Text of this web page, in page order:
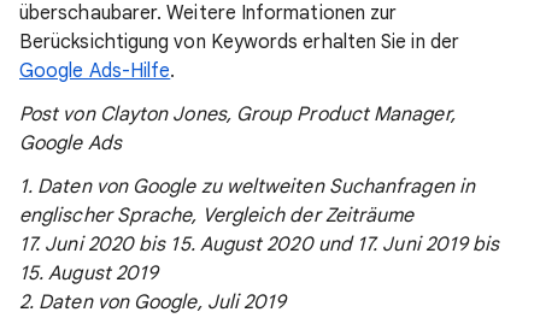
überschaubarer. Weitere Informationen zur
Berücksichtigung von Keywords erhalten Sie in der
Google Ads-Hilfe.
Post von Clayton Jones, Group Product Manager,
Google Ads
1. Daten von Google zu weltweiten Suchanfragen in
englischer Sprache, Vergleich der Zeiträume
17. Juni 2020 bis 15. August 2020 und 17. Juni 2019 bis
15. August 2019
2. Daten von Google, Juli 2019